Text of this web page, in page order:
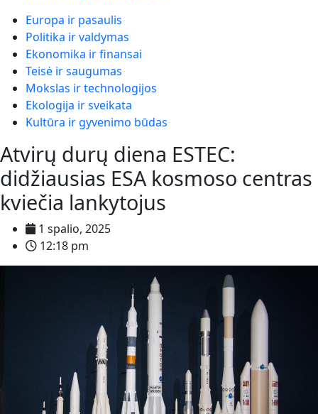
Europa ir pasaulis
Politika ir valdymas
Ekonomika ir finansai
Teisė ir saugumas
Mokslas ir technologijos
Ekologija ir sveikata
Kultūra ir gyvenimo būdas
Atvirų durų diena ESTEC:
didžiausias ESA kosmoso centras
kviečia lankytojus
1 spalio, 2025
12:18 pm